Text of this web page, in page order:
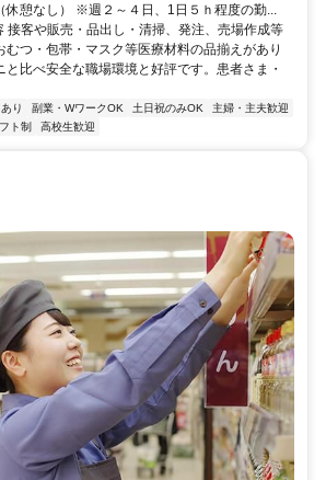
休憩なし） ※週２～４日、1日５ｈ程度の勤...
接客や販売・品出し・清掃、発注、売場作成等
むつ・包帯・マスク等医療材料の品揃えがあり
と比べ安全な職場環境と好評です。患者さま・
り 副業・WワークOK 土日祝のみOK
主婦・主夫歓迎
ト制 高校生歓迎